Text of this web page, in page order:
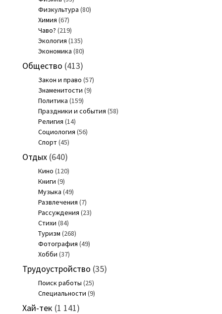
Физкультура (80)
Химия (67)
Чаво? (219)
Экология (135)
Экономика (80)
Общество (413)
Закон и право (57)
Знаменитости (9)
Политика (159)
Праздники и события (58)
Религия (14)
Социология (56)
Спорт(45)
Отдых(640)
Кино (120)
Книги (9)
Музыка (49)
Развлечения (7)
Рассуждения (23)
Стихи (84)
Туризм (268)
Фотография (49)
Хобби (37)
Трудоустройство (35)
Поиск работы (25)
Специальности (9)
Хай-тек (1 141)